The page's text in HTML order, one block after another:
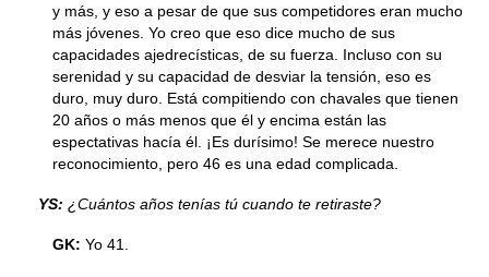
y más, y eso a pesar de que sus competidores eran mucho
más jóvenes. Yo creo que eso dice mucho de sus
capacidades ajedrecísticas, de su fuerza. Incluso con su
serenidad y su capacidad de desviar la tensión, eso es
duro, muy duro. Está compitiendo con chavales que tienen
20 años o más menos que él y encima están las
espectativas hacía él. ¡Es durísimo! Se merece nuestro
reconocimiento, pero 46 es una edad complicada.
YS: ¿Cuántos años tenías tú cuando te retiraste?
GK: Yo 41.